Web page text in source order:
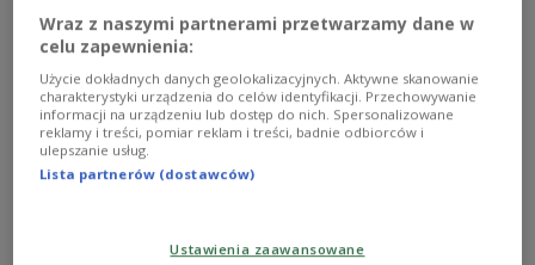
Bezpieczeństwo - wyzwanie łączące
Położenie geograficzne wiąże Polskę i Litwę - jesteśmy
Wraz z naszymi partnerami przetwarzamy dane w
celu zapewnienia:
Użycie dokładnych danych geolokalizacyjnych. Aktywne skanowanie
charakterystyki urządzenia do celów identyfikacji. Przechowywanie
informacji na urządzeniu lub dostęp do nich. Spersonalizowane
reklamy i treści, pomiar reklam i treści, badnie odbiorców i
ulepszanie usług.
Lista partnerów (dostawców)
Ustawienia zaawansowane